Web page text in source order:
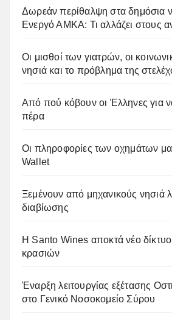
Δωρεάν περίθαλψη στα δημόσια
Ενεργό ΑΜΚΑ: Τι αλλάζει στους
Οι μισθοί των γιατρών, οι
νησιά και το πρόβλημα της
Από πού κόβουν οι Έλληνες για
πέρα
Οι πληροφορίες των οχημάτων
Wallet
Ξεμένουν από μηχανικούς νησιά
διαβίωσης
Η Santo Wines αποκτά νέο
κρασιών
Έναρξη λειτουργίας εξέτασης
στο Γενικό Νοσοκομείο Σύρου